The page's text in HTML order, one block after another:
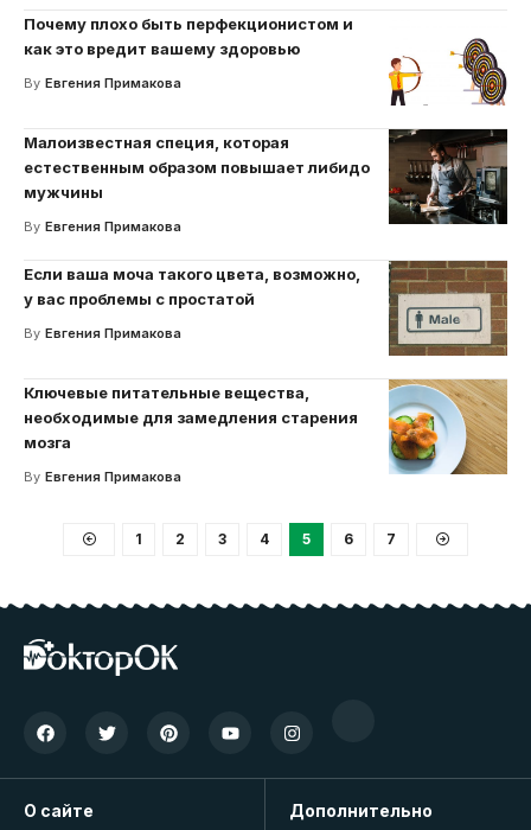
Почему плохо быть перфекционистом и
как это вредит вашему здоровью
By Евгения Примакова
Малоизвестная специя, которая
естественным образом повышает либидо
мужчины
By Евгения Примакова
Если ваша моча такого цвета, возможно,
у вас проблемы с простатой
By Евгения Примакова
Ключевые питательные вещества,
необходимые для замедления старения
мозга
By Евгения Примакова
1 2 3 4 5 6 7
О сайте Дополнительно